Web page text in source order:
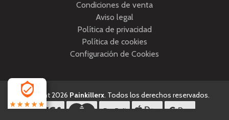
Condiciones de venta
Aviso legal
Política de privacidad
Política de cookies
Configuración de Cookies
Copyright 2026 Painkillerx. Todos los derechos reservados.